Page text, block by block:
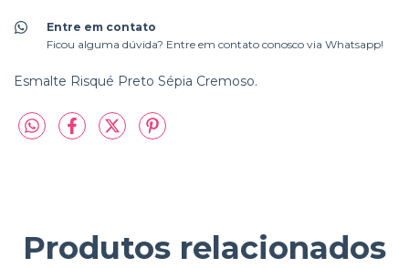
Entre em contato
Ficou alguma dúvida? Entre em contato conosco via Whatsapp!
Esmalte Risqué Preto Sépia Cremoso.
Produtos relacionados